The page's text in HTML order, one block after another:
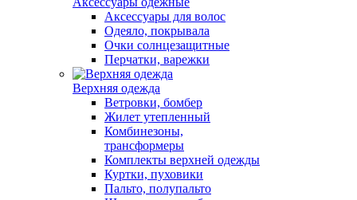
Аксессуары для волос
Одеяло, покрывала
Очки солнцезащитные
Перчатки, варежки
Верхняя одежда
Ветровки, бомбер
Жилет утепленный
Комбинезоны,
трансформеры
Комплекты верхней одежды
Куртки, пуховики
Пальто, полупальто